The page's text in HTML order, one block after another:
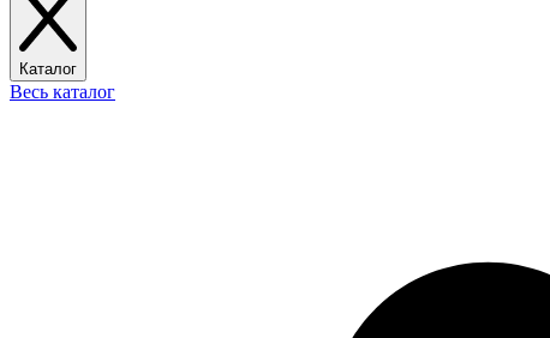
Каталог
Весь каталог